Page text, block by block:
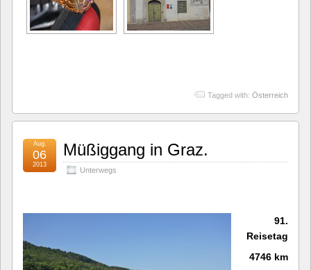
Tagged with: Österreich
Müßiggang in Graz.
Unterwegs
Aug.
06
2013
91.
Reisetag
4746 km